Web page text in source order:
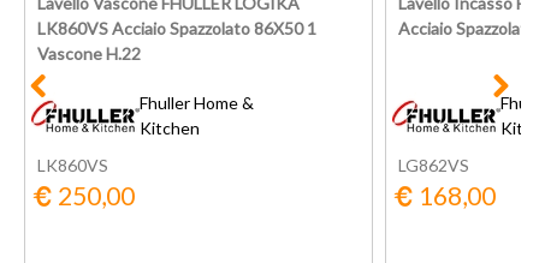
LK860VS Acciaio Spazzolato 86X50 1
Vascone H.22
Fhuller Home &
Kitchen
LK860VS
250,00
Acciaio
LG862VS
168,00